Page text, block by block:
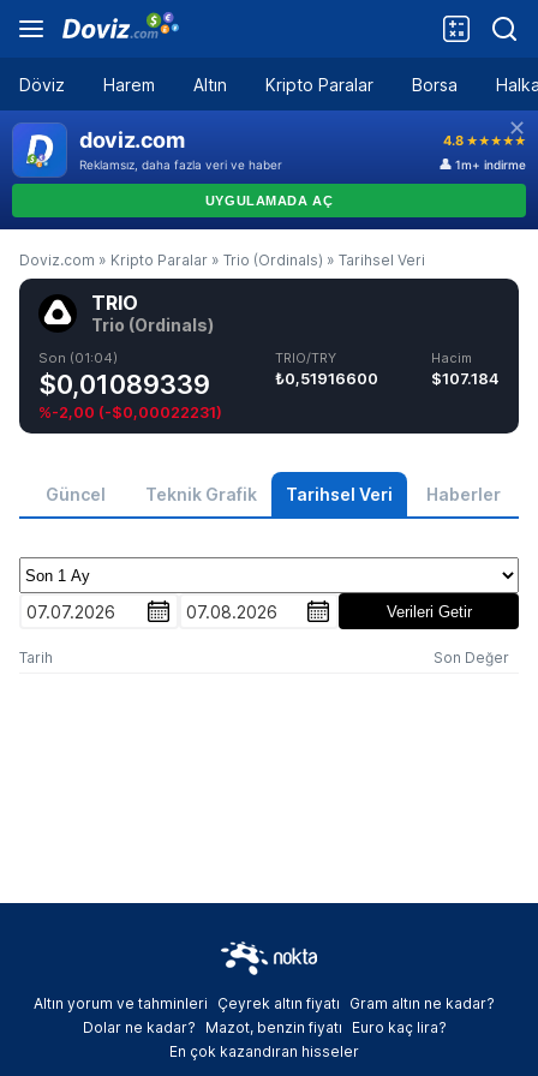
Döviz Harem Altın Kripto Paralar Borsa
Doviz.com » Kripto Paralar » Trio (Ordinals) » Tarihsel Veri
TRIO
Trio (Ordinals)
Son (01:04)
$0,01089339
%-2,00 (-$0,00022231)
TRIO/TRY
₺0,51916600
Hacim
$107.184
Güncel Teknik Grafik Tarihsel Veri Haberler
07.07.2026 07.08.2026 Verileri Getir
Tarih Son Değer
Altın yorum ve tahminleri Çeyrek altın fiyatı
Gram altın ne kadar?
Dolar ne kadar?
Mazot, benzin fiyatı
Euro kaç lira?
En çok kazandıran hisseler